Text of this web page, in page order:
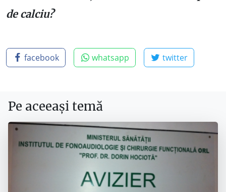
de calciu?
facebook whatsapp twitter
Pe aceeași temă